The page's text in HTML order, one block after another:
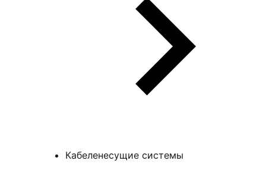
Кабеленесущие системы